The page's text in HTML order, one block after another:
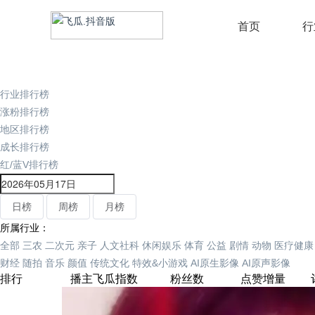
首页
行业排行榜
涨粉排行榜
地区排行榜
成长排行榜
红/蓝V排行榜
日榜 周榜
月榜
所属行业：
全部 三农 二次元 亲子 人文社科 休闲娱乐 体育 公益 剧情 动物 医疗健康
财经 随拍 音乐 颜值 传统文化 特效&小游戏 AI原生影像 AI原声影像
排行 播主飞瓜指数 粉丝数 点赞增量